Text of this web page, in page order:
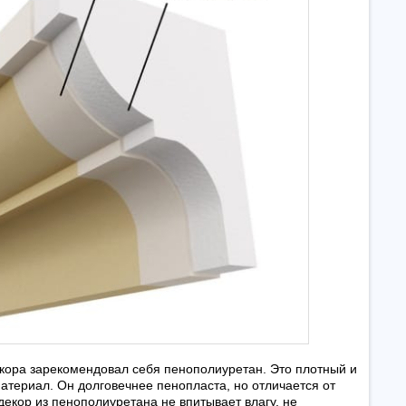
зарекомендовал себя пенополиуретан. Это плотный и
Он долговечнее пенопласта, но отличается от
из пенополиуретана не впитывает влагу, не